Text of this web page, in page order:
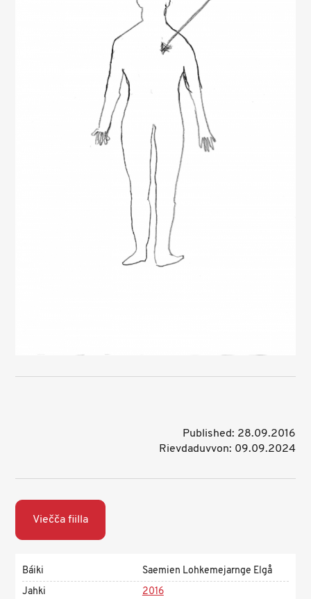
Published: 28.09.2016
Rievdaduvvon: 09.09.2024
Viečča fiilla
Báiki
Saemien Lohkemejarnge Elgå
Jahki
2016